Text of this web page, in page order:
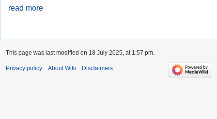
read more
This page was last modified on 18 July 2025, at 1:57 pm.
Privacy policy About Wiki Disclaimers